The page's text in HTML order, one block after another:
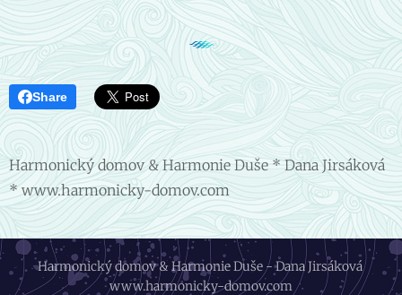
Share
Harmonický domov & Harmonie Duše * Dana Jirsáková
* www.harmonicky-domov.com
Harmonický domov & Harmonie Duše - Dana Jirsáková
www.harmonicky-domov.com